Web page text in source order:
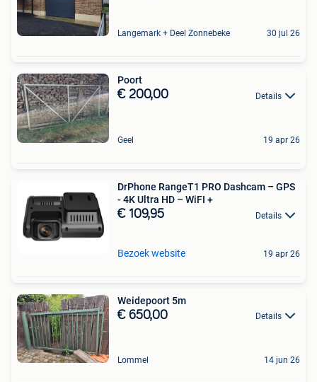
Langemark + Deel Zonnebeke 30 jul 26
Poort
€ 200,00 Details
Geel 19 apr 26
DrPhone RangeT1 PRO Dashcam – GPS
- 4K Ultra HD – WiFI +
€ 109,95 Details
Bezoek website 19 apr 26
Weidepoort 5m
€ 650,00 Details
Lommel 14 jun 26